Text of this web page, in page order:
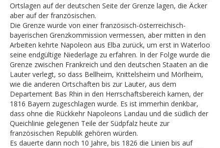
Ortslagen auf der deutschen Seite der Grenze lagen, die Äcker
aber auf der französischen.
Die Grenze wurde von einer französisch-österreichisch-
bayerischen Grenzkommission vermessen, aber mitten in den
Arbeiten kehrte Napoleon aus Elba zurück, um erst in Waterloo
seine endgültige Niederlage zu erfahren. In der Folge wurde die
Grenze zwischen Frankreich und den deutschen Staaten an die
Lauter verlegt, so dass Bellheim, Knittelsheim und Mörlheim,
wie die anderen Ortschaften bis zur Lauter, aus dem
Departement Bas Rhin in den Herrschaftsbereich kamen, der
1816 Bayern zugeschlagen wurde. Es ist immerhin denkbar,
dass ohne die Rückkehr Napoleons Landau und die südlich der
Queichlinie gelegenen Teile der Südpfalz heute zur
französischen Republik gehören würden.
Es dauerte dann noch 10 Jahre, bis 1826 die Linien bis auf